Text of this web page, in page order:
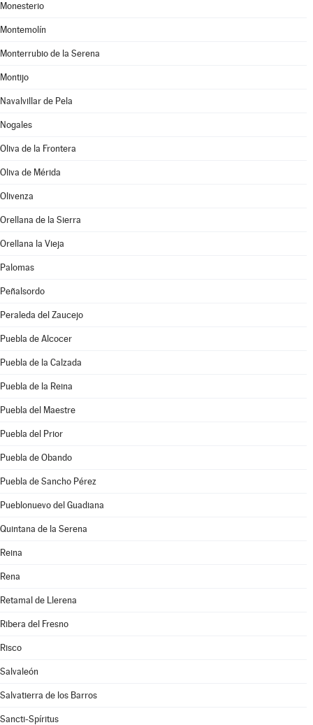
Monesterio
Montemolín
Monterrubio de la Serena
Montijo
Navalvillar de Pela
Nogales
Oliva de la Frontera
Oliva de Mérida
Olivenza
Orellana de la Sierra
Orellana la Vieja
Palomas
Peñalsordo
Peraleda del Zaucejo
Puebla de Alcocer
Puebla de la Calzada
Puebla de la Reina
Puebla del Maestre
Puebla del Prior
Puebla de Obando
Puebla de Sancho Pérez
Pueblonuevo del Guadiana
Quintana de la Serena
Reina
Rena
Retamal de Llerena
Ribera del Fresno
Risco
Salvaleón
Salvatierra de los Barros
Sancti-Spíritus